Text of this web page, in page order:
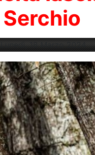
Lunedì, 18 Marzo 2024